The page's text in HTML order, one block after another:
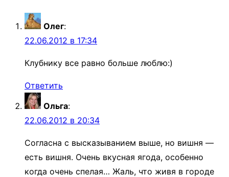
Олег:
22.06.2012 в 17:34
Клубнику все равно больше люблю:)
Ответить
Ольга:
22.06.2012 в 20:34
Согласна с высказыванием выше, но вишня —
есть вишня. Очень вкусная ягода, особенно
когда очень спелая… Жаль, что живя в городе